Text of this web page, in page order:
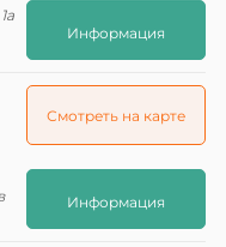
Информация
Смотреть на карте
Информация